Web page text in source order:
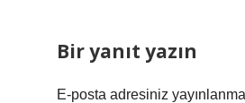
Bir yanıt yazın
E-posta adresiniz